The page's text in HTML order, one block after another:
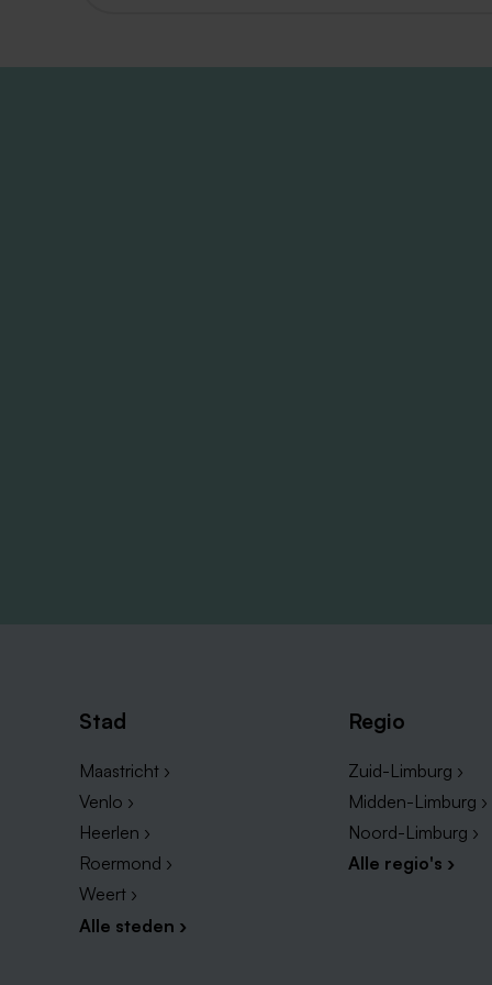
Stad
Maastricht ›
Venlo ›
Heerlen ›
Roermond ›
Weert ›
Alle steden ›
Regio
Zuid-Limburg ›
Midden-Limburg ›
Noord-Limburg ›
Alle regio's ›